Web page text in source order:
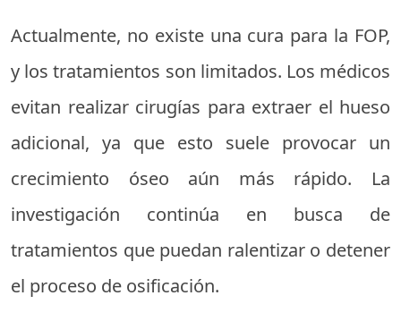
Actualmente, no existe una cura para la FOP,
y los tratamientos son limitados. Los médicos
evitan realizar cirugías para extraer el hueso
adicional, ya que esto suele provocar un
crecimiento óseo aún más rápido. La
investigación continúa en busca de
tratamientos que puedan ralentizar o detener
el proceso de osificación.